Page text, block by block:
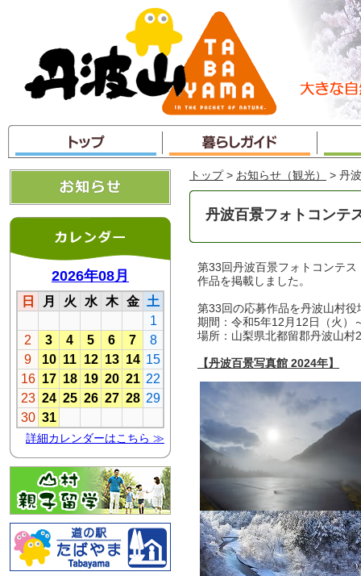
ャ
ン
プ
トップ > お知らせ（観光） > 丹
丹波百景フォトコンテ
第33回丹波百景フォトコンテ
作品を掲載しました。
第33回の応募作品を丹波山村
期間：令和5年12月12日（火）
場所：山梨県北都留郡丹波山
【丹波百景写真館 2024年】